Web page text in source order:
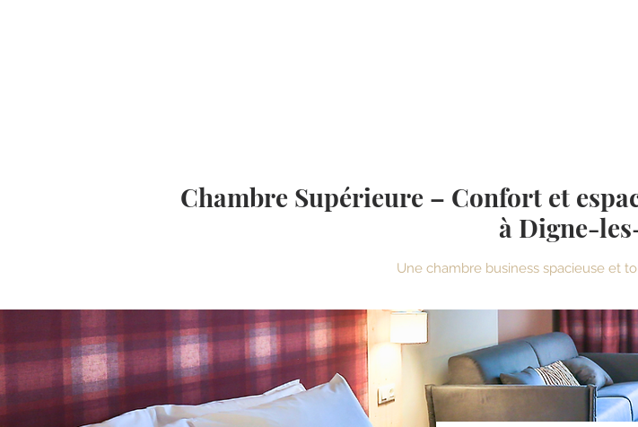
Chambre Supérieure – Confort et
à Digne-
Une chambre business spacieuse et